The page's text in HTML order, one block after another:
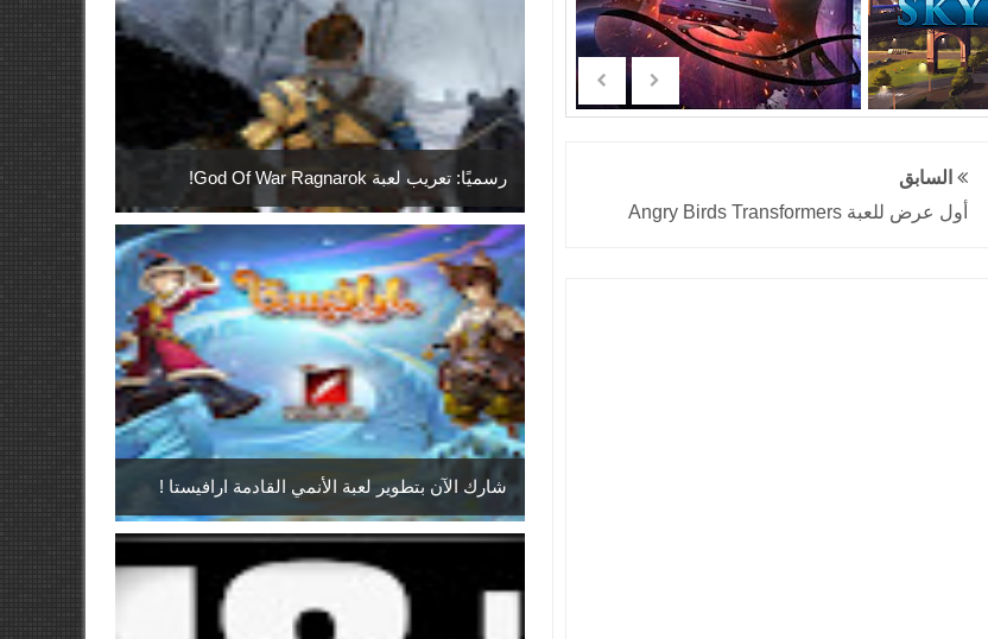
السابق
أول عرض للعبة Angry Birds Transformers
رسميًا: تعريب لعبة God Of War Ragnarok!
شارك الآن بتطوير لعبة الأنمي القادمة ارافيستا !